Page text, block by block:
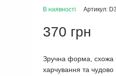
В наявності Артикул:
370 грн
Зручна форма, схожа
харчування та